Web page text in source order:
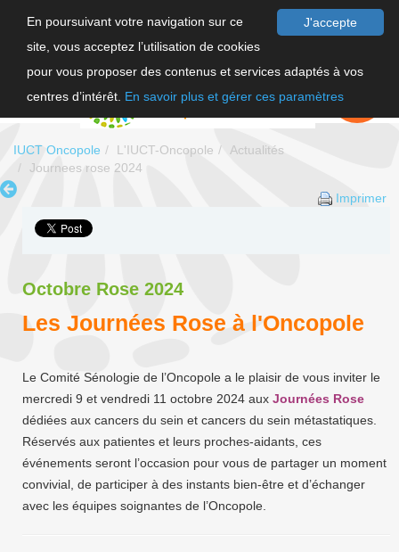
J'accepte
En poursuivant votre navigation sur ce
site, vous acceptez l’utilisation de cookies
pour vous proposer des contenus et services adaptés à vos
centres d’intérêt. En savoir plus et gérer ces paramètres
FAIRE UN
DON
IUCT Oncopole L'IUCT-Oncopole
Actualités
Journees rose 2024
Imprimer
Octobre Rose 2024
Les Journées Rose à l'Oncopole
Le Comité Sénologie de l’Oncopole a le plaisir de vous inviter le
mercredi 9 et vendredi 11 octobre 2024 aux Journées Rose
dédiées aux cancers du sein et cancers du sein métastatiques.
Réservés aux patientes et leurs proches-aidants, ces
événements seront l’occasion pour vous de partager un moment
convivial, de participer à des instants bien-être et d’échanger
avec les équipes soignantes de l’Oncopole.